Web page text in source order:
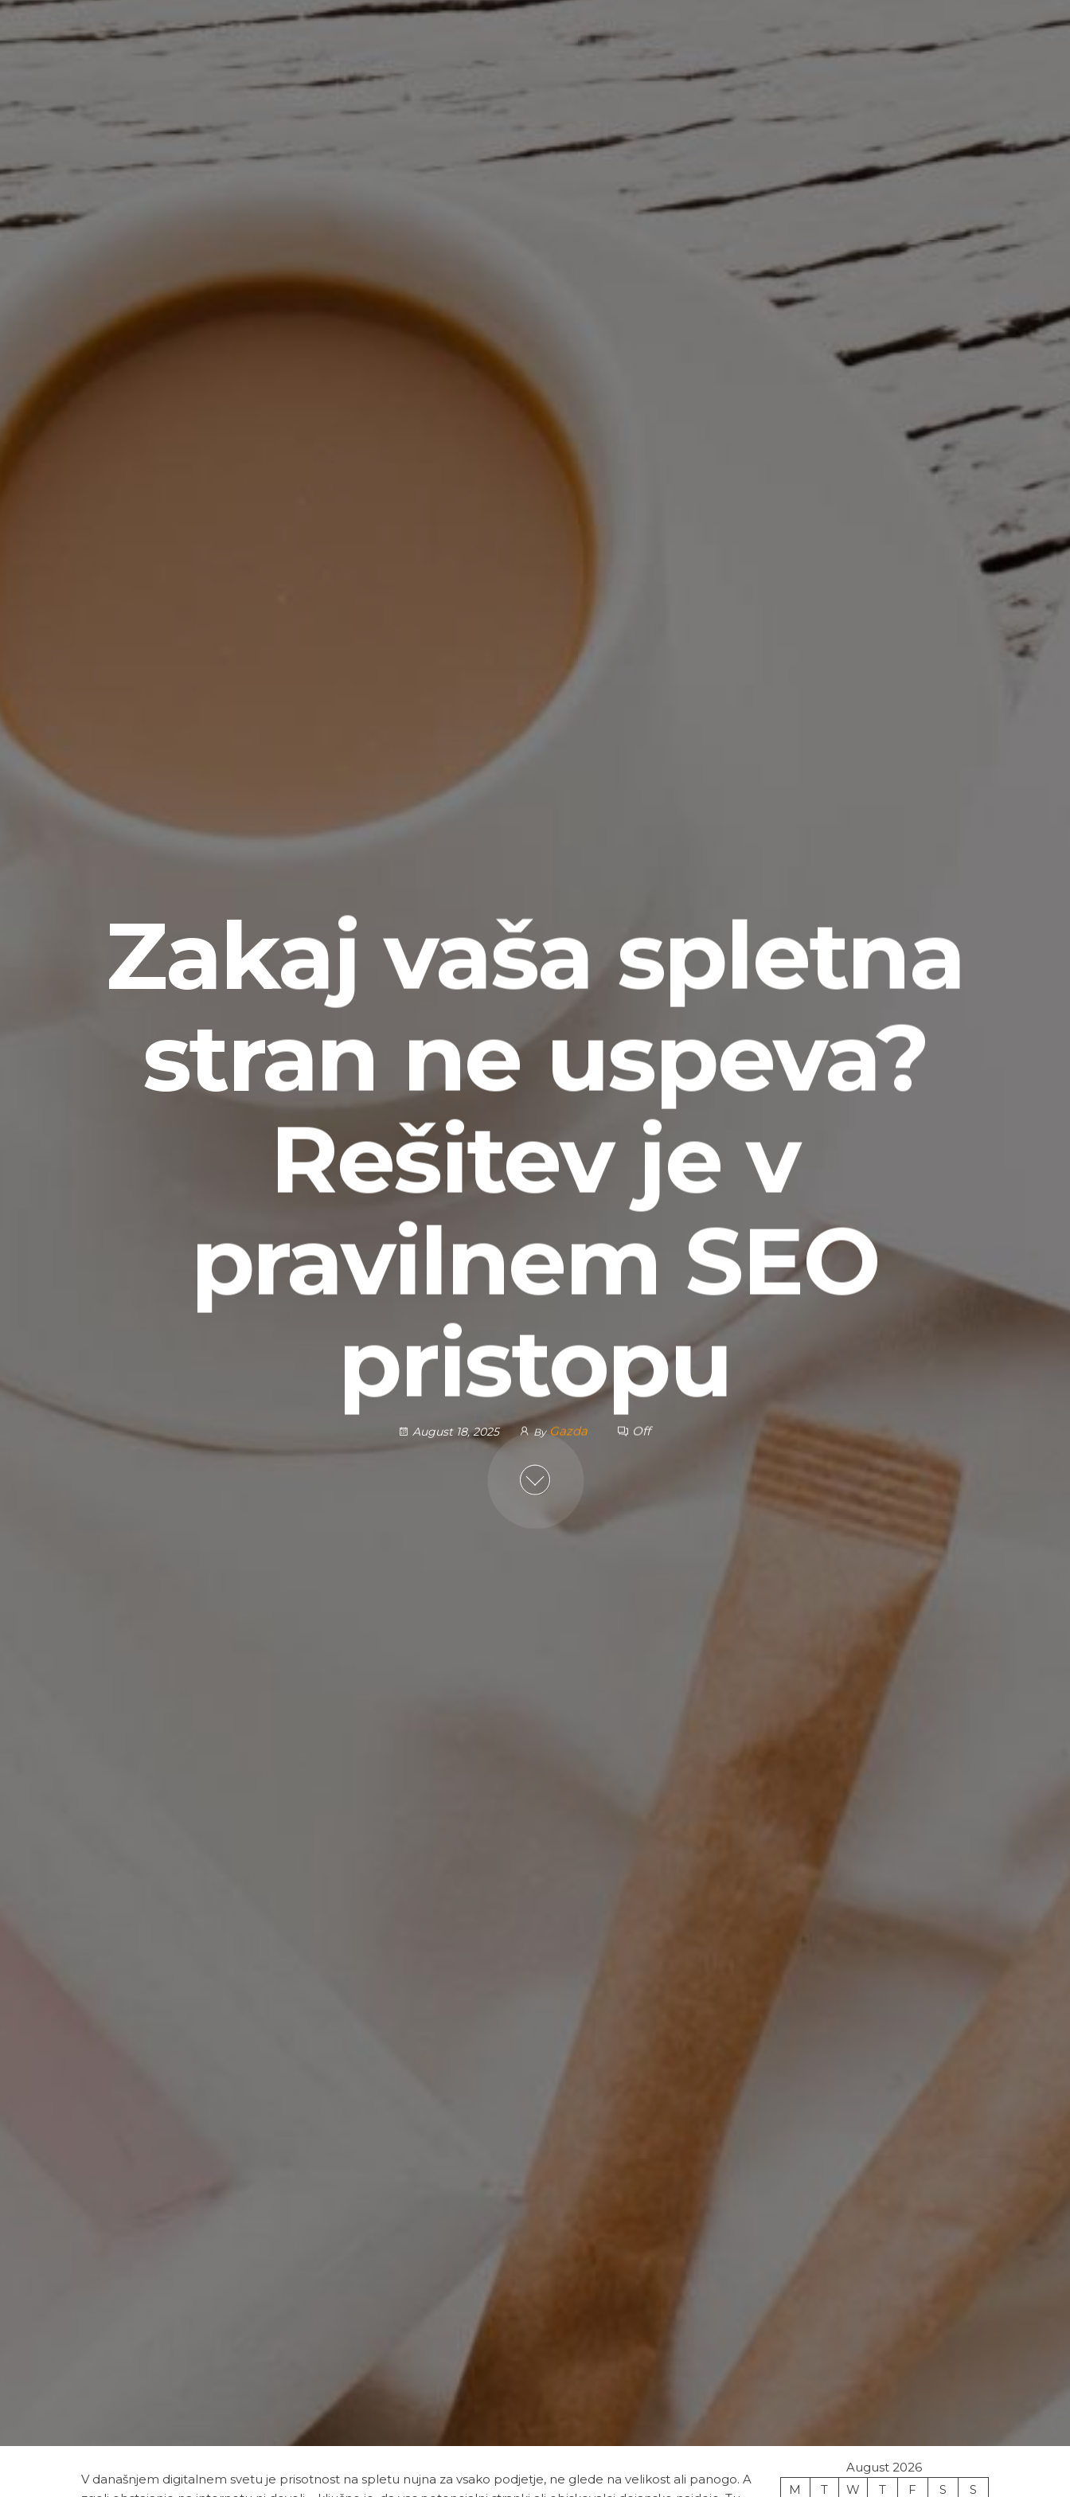
Zakaj vaša spletna
stran ne uspeva?
Rešitev je v
pravilnem SEO
pristopu
August 18, 2025 By Gazda Off
V današnjem digitalnem svetu je prisotnost na spletu nujna za vsako podjetje, ne glede na velikost ali panogo. A
August 2026
M
T W T F S S